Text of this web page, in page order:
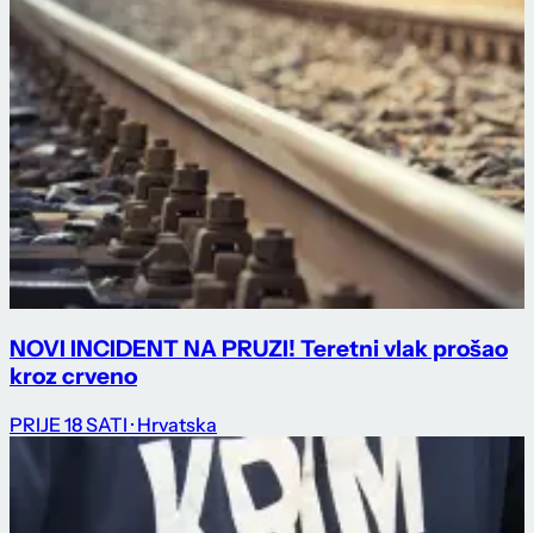
NOVI INCIDENT NA PRUZI! Teretni vlak prošao
kroz crveno
PRIJE 18 SATI · Hrvatska